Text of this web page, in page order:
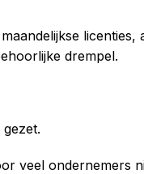
drempel.
veel ondernemers